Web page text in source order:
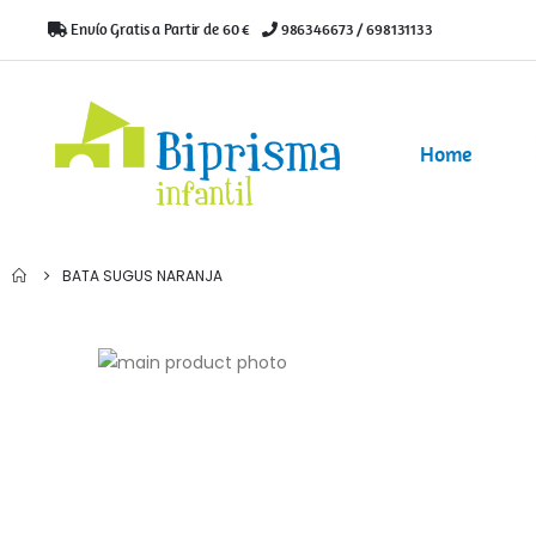
Envío Gratis a Partir de 60 € 986346673 / 698131133
Home
BATA SUGUS NARANJA
Saltar